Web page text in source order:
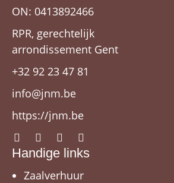
ON: 0413892466
RPR, gerechtelijk
arrondissement Gent
+32 92 23 47 81
info@jnm.be
https://jnm.be
Handige links
Zaalverhuur